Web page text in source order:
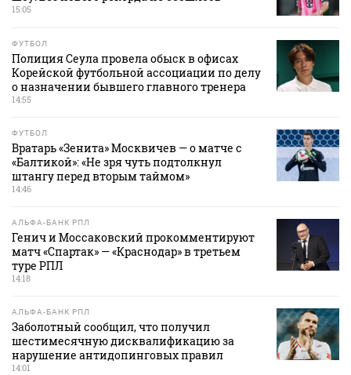
15:05
ФУТБОЛ
Полиция Сеула провела обыск в офисах
Корейской футбольной ассоциации по делу
о назначении бывшего главного тренера
14:55
ФУТБОЛ
Вратарь «Зенита» Москвичев — о матче с
«Балтикой»: «Не зря чуть подтолкнул
штангу перед вторым таймом»
14:46
АЛЬФА-БАНК РПЛ
Генич и Моссаковский прокомментируют
матч «Спартак» — «Краснодар» в третьем
туре РПЛ
14:18
АЛЬФА-БАНК РПЛ
Заболотный сообщил, что получил
шестимесячную дисквалификацию за
нарушение антидопинговых правил
14:01